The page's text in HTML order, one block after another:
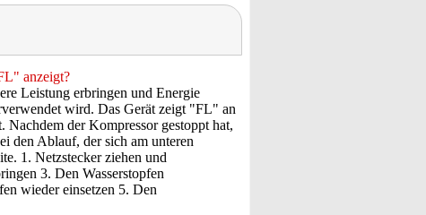
anzeigt?
Leistung erbringen und Energie
wird. Das Gerät zeigt "FL" an
Nachdem der Kompressor gestoppt hat,
den Ablauf, der sich am unteren
1. Netzstecker ziehen und
3. Den Wasserstopfen
wieder einsetzen 5. Den